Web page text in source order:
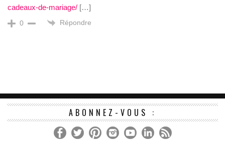
cadeaux-de-mariage/ […]
0 Répondre
ABONNEZ-VOUS :